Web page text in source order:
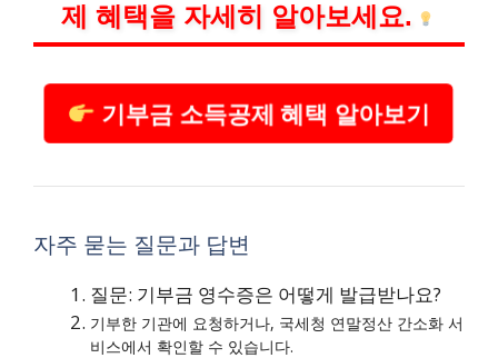
제 혜택을 자세히 알아보세요.
기부금 소득공제 혜택 알아보기
자주 묻는 질문과 답변
질문: 기부금 영수증은 어떻게 발급받나요?
기부한 기관에 요청하거나, 국세청 연말정산 간소화 서
비스에서 확인할 수 있습니다.